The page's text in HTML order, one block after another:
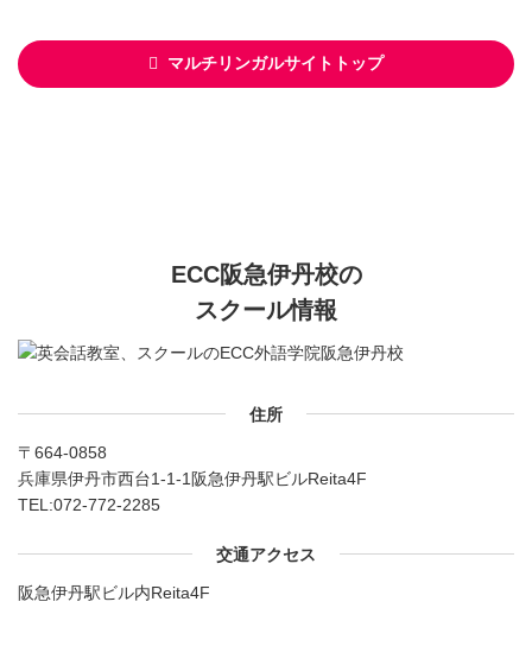
マルチリンガルサイトトップ
ECC阪急伊丹校の
スクール情報
住所
〒664-0858
兵庫県伊丹市西台1-1-1阪急伊丹駅ビルReita4F
TEL:072-772-2285
交通アクセス
阪急伊丹駅ビル内Reita4F